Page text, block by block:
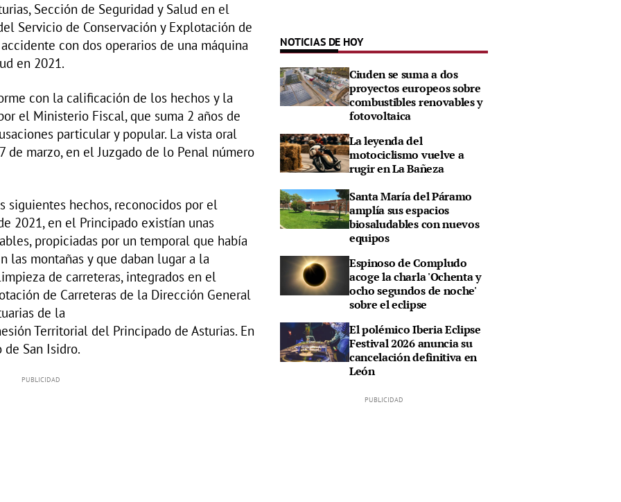
Sección de Seguridad y Salud en el
Servicio de Conservación y Explotación de
con dos operarios de una máquina
en 2021.
con la calificación de los hechos y la
el Ministerio Fiscal, que suma 2 años de
particular y popular. La vista oral
de marzo, en el Juzgado de lo Penal número
siguientes hechos, reconocidos por el
2021, en el Principado existían unas
propiciadas por un temporal que había
las montañas y que daban lugar a la
de carreteras, integrados en el
de Carreteras de la Dirección General
de la
Territorial del Principado de Asturias. En
San Isidro.
NOTICIAS DE HOY
Ciuden se suma a dos
proyectos europeos sobre
combustibles renovables y
fotovoltaica
La leyenda del
motociclismo vuelve a
rugir en La Bañeza
Santa María del Páramo
amplía sus espacios
biosaludables con nuevos
equipos
Espinoso de Compludo
acoge la charla 'Ochenta y
ocho segundos de noche'
sobre el eclipse
El polémico Iberia Eclipse
Festival 2026 anuncia su
cancelación definitiva en
León